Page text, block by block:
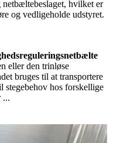
hvilket er
og vedligeholde udstyret.
eller den trinløse
bruges til at transportere
stegebehov hos forskellige
...